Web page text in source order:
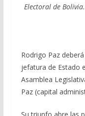
Electoral de
Rodrigo Paz
jefatura de Estado
Asamblea
Paz (capital